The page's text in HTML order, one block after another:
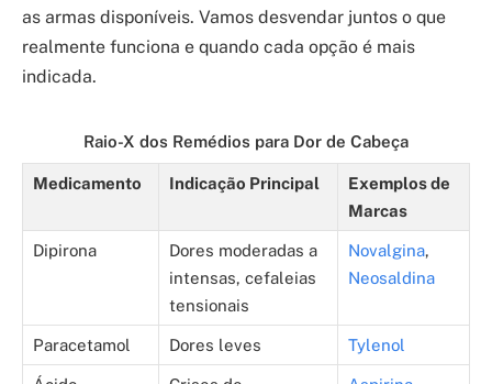
as armas disponíveis. Vamos desvendar juntos o que
realmente funciona e quando cada opção é mais
indicada.
Raio-X dos Remédios para Dor de Cabeça
Medicamento Indicação Principal
Exemplos de
Marcas
Dipirona
Dores moderadas a
intensas, cefaleias
tensionais
Novalgina,
Neosaldina
Paracetamol Dores leves Tylenol